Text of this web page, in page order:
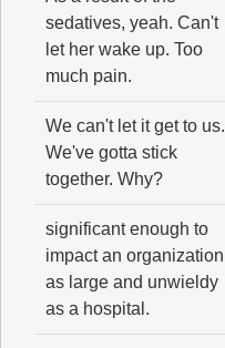
sedatives, yeah. Can't
let her wake up. Too
much pain.
We can't let it get to us.
We've gotta stick
together. Why?
significant enough to
impact an organization
as large and unwieldy
as a hospital.